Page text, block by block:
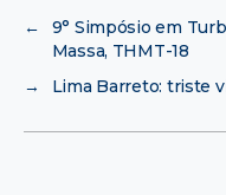
←
9° Simpósio em
Massa, THMT-18
→
Lima Barreto: triste